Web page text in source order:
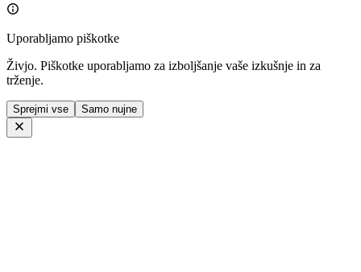
Uporabljamo piškotke
Živjo. Piškotke uporabljamo za izboljšanje vaše izkušnje in za
trženje.
Sprejmi vse Samo nujne